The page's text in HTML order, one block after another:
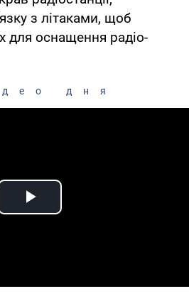
з літаками, щоб
для оснащення радіо-
дня
Play Video